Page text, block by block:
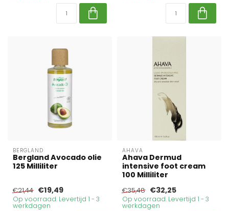
BERGLAND
Bergland Avocado olie
125 Milliliter
€21,44 €19,49
Op voorraad. Levertijd 1 - 3
werkdagen
AHAVA
Ahava Dermud
intensive foot cream
100 Milliliter
€35,48 €32,25
Op voorraad. Levertijd 1 - 3
werkdagen